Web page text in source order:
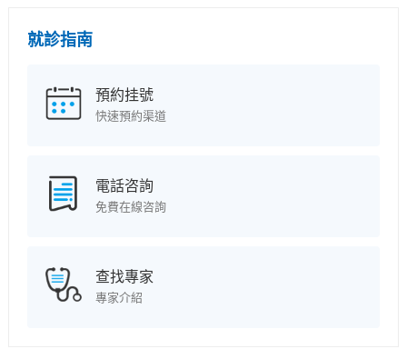
就診指南
預約挂號
快速預約渠道
電話咨詢
免費在線咨詢
查找專家
專家介紹